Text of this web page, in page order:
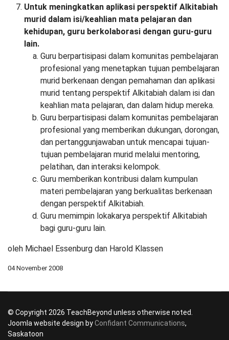
Untuk meningkatkan aplikasi perspektif Alkitabiah
murid dalam isi/keahlian mata pelajaran dan
kehidupan, guru berkolaborasi dengan guru-guru
lain.
Guru berpartisipasi dalam komunitas pembelajaran
profesional yang menetapkan tujuan pembelajaran
murid berkenaan dengan pemahaman dan aplikasi
murid tentang perspektif Alkitabiah dalam isi dan
keahlian mata pelajaran, dan dalam hidup mereka.
Guru berpartisipasi dalam komunitas pembelajaran
profesional yang memberikan dukungan, dorongan,
dan pertanggunjawaban untuk mencapai tujuan-
tujuan pembelajaran murid melalui mentoring,
pelatihan, dan interaksi kelompok.
Guru memberikan kontribusi dalam kumpulan
materi pembelajaran yang berkualitas berkenaan
dengan perspektif Alkitabiah.
Guru memimpin lokakarya perspektif Alkitabiah
bagi guru-guru lain.
oleh Michael Essenburg dan Harold Klassen
04 November 2008
© Copyright 2026 TeachBeyond unless otherwise noted.
Joomla website design byConfidant Communications,
Saskatoon